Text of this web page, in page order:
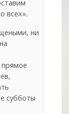
всех».
ни
прямое
субботы